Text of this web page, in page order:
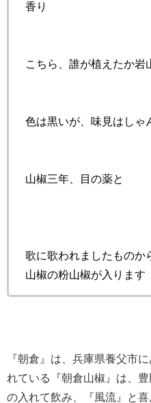
香り
こちら、誰が植えたか岩
色は黒いが、味見はしゃ
山椒三年、目の薬と
歌に歌われましたものか
山椒の粉山椒が入ります
『朝倉』は、兵庫県養父市
れている『朝倉山椒』は、
の入れて飲み、『風流』と